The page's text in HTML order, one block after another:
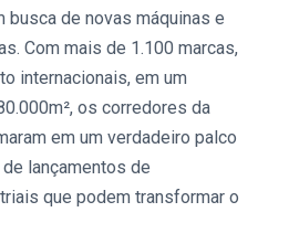
busca de novas máquinas e
Com mais de 1.100 marcas,
internacionais, em um
os corredores da
em um verdadeiro palco
lançamentos de
que podem transformar o